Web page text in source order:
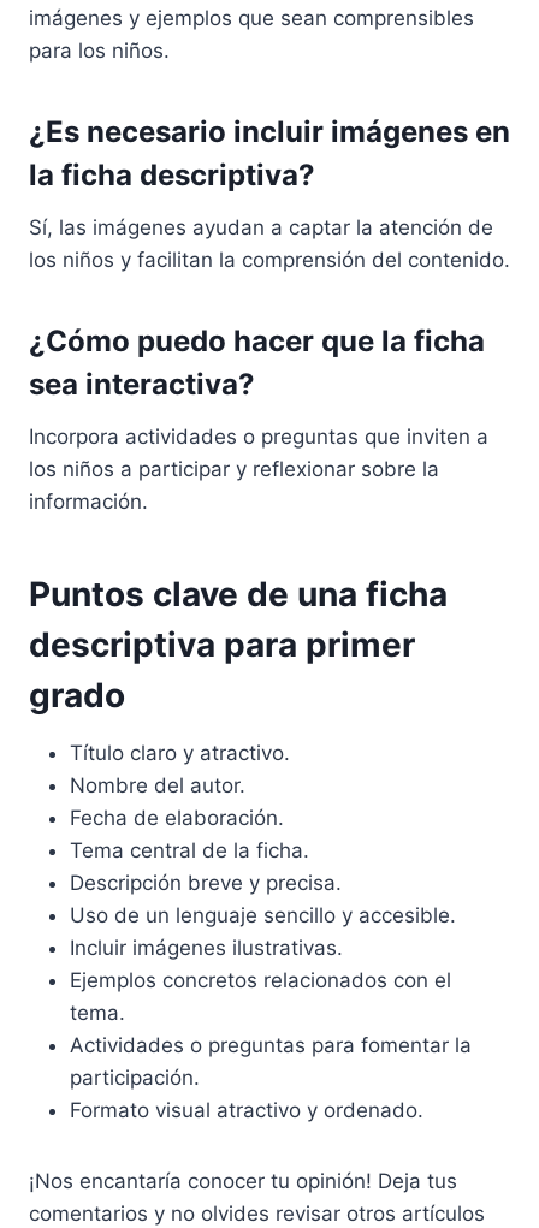
imágenes y ejemplos que sean comprensibles
para los niños.
¿Es necesario incluir imágenes en
la ficha descriptiva?
Sí, las imágenes ayudan a captar la atención de
los niños y facilitan la comprensión del contenido.
¿Cómo puedo hacer que la ficha
sea interactiva?
Incorpora actividades o preguntas que inviten a
los niños a participar y reflexionar sobre la
información.
Puntos clave de una ficha
descriptiva para primer
grado
Título claro y atractivo.
Nombre del autor.
Fecha de elaboración.
Tema central de la ficha.
Descripción breve y precisa.
Uso de un lenguaje sencillo y accesible.
Incluir imágenes ilustrativas.
Ejemplos concretos relacionados con el
tema.
Actividades o preguntas para fomentar la
participación.
Formato visual atractivo y ordenado.
¡Nos encantaría conocer tu opinión! Deja tus
comentarios y no olvides revisar otros artículos